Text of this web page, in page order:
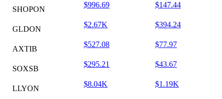
SHOPON
$996.69 $147.44
GLDON
$2.67K $394.24
AXTIB
$527.08 $77.97
SOXSB
$295.21 $43.67
LLYON
$8.04K $1.19K